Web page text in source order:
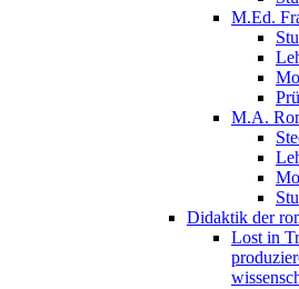
M.Ed.
M.A.
Didaktik der
Lost in